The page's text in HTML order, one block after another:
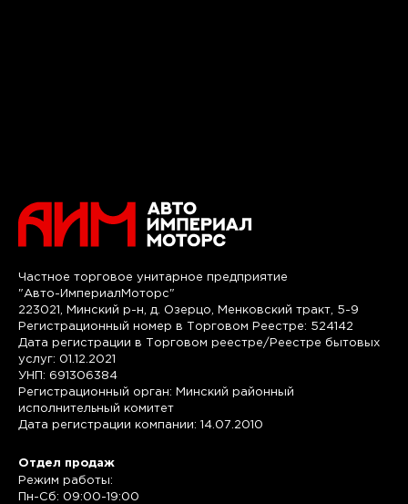
Частное торговое унитарное предприятие
"Авто-ИмпериалМоторс"
223021, Минский р-н, д. Озерцо, Менковский тракт, 5-9
Регистрационный номер в Торговом Реестре: 524142
Дата регистрации в Торговом реестре/Реестре бытовых
услуг: 01.12.2021
УНП: 691306384
Регистрационный орган: Минский районный
исполнительный комитет
Дата регистрации компании: 14.07.2010
Отдел продаж
Режим работы:
Пн-Сб: 09:00-19:00